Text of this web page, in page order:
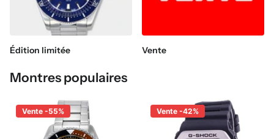
Édition limitée Vente
Montres populaires
Vente -55% Vente -42%